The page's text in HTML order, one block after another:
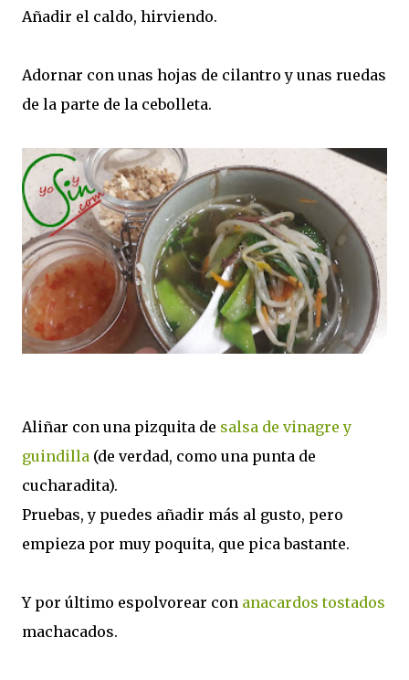
Añadir el caldo, hirviendo.
Adornar con unas hojas de cilantro y unas ruedas
de la parte de la cebolleta.
Aliñar con una pizquita de salsa de vinagre y
guindilla (de verdad, como una punta de
cucharadita).
Pruebas, y puedes añadir más al gusto, pero
empieza por muy poquita, que pica bastante.
Y por último espolvorear con anacardos tostados
machacados.